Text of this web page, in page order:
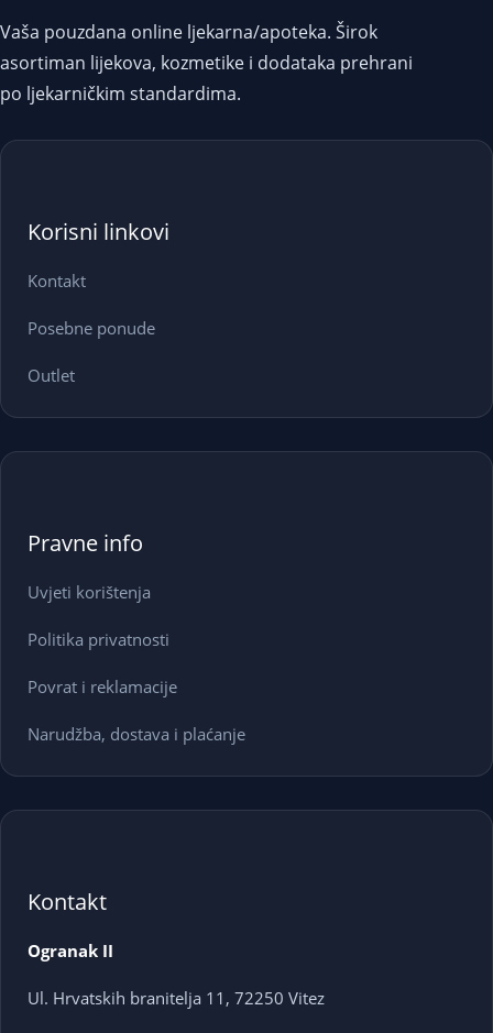
Vaša pouzdana online ljekarna/apoteka. Širok
asortiman lijekova, kozmetike i dodataka prehrani
po ljekarničkim standardima.
Korisni linkovi
Kontakt
Posebne ponude
Outlet
Pravne info
Uvjeti korištenja
Politika privatnosti
Povrat i reklamacije
Narudžba, dostava i plaćanje
Kontakt
Ogranak II
Ul. Hrvatskih branitelja 11, 72250 Vitez